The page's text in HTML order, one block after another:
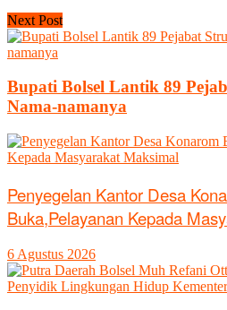
Next Post
Bupati Bolsel Lantik 89
Nama-namanya
Penyegelan Kantor Desa
Buka,Pelayanan Kepada
6 Agustus 2026